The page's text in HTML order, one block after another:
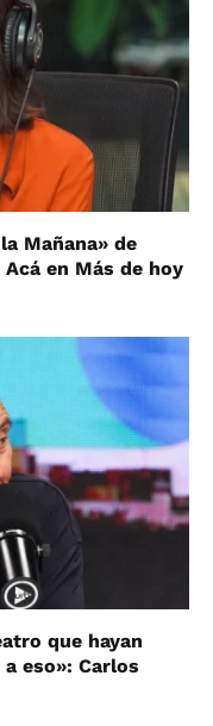
Mañana» de
Acá en Más de hoy
que hayan
eso»: Carlos